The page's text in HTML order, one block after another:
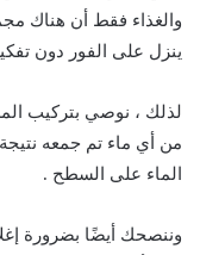
والغذاء فقط أن هناك
ينزل على الفور دون
لذلك ، نوصي بتركيب
من أي ماء تم جمعه نتيجة
الماء على السطح .
وننصحك أيضًا بضرورة